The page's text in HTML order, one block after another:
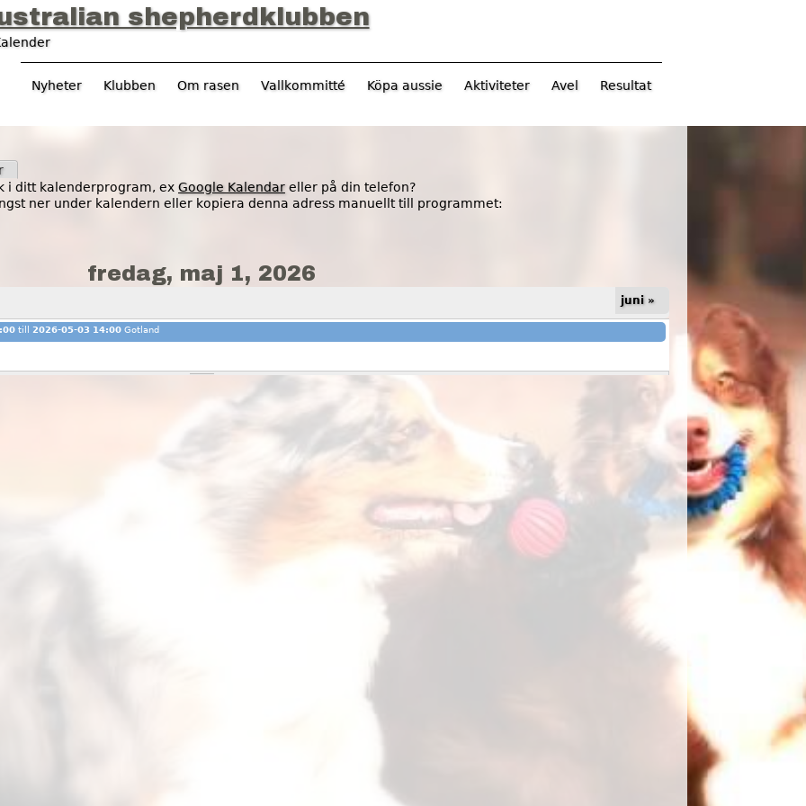
Jump to navigation
shepherdklubben
i ditt kalenderprogram, ex Google Kalendar eller på din telefon?
ner under kalendern eller kopiera denna adress manuellt till programmet:
fredag, maj 1, 2026
juni »
till 2026-05-03 14:00Gotland
Nyheter Klubben Om rasen Vallkommitté Köpa aussie Aktiviteter Avel Resultat